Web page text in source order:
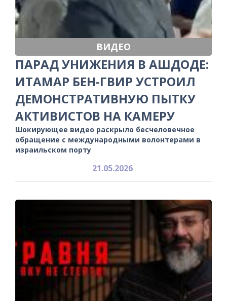
ВИДЕО
ПАРАД УНИЖЕНИЯ В АШДОДЕ:
ИТАМАР БЕН-ГВИР УСТРОИЛ
ДЕМОНСТРАТИВНУЮ ПЫТКУ
АКТИВИСТОВ НА КАМЕРУ
Шокирующее видео раскрыло бесчеловечное
обращение с международными волонтерами в
израильском порту
21.05.2026